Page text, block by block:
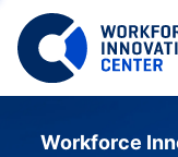
Workforce